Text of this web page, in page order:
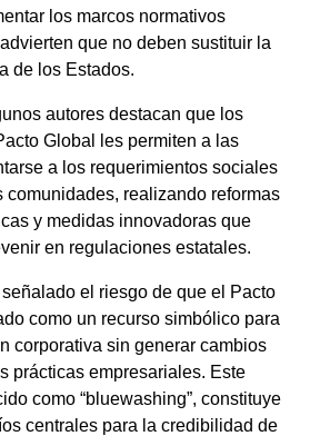
los marcos normativos
que no deben sustituir la
de los Estados.
autores destacan que los
Global les permiten a las
a los requerimientos sociales
comunidades, realizando reformas
y medidas innovadoras que
en regulaciones estatales.
el riesgo de que el Pacto
como un recurso simbólico para
corporativa sin generar cambios
prácticas empresariales. Este
como “bluewashing”, constituye
centrales para la credibilidad de